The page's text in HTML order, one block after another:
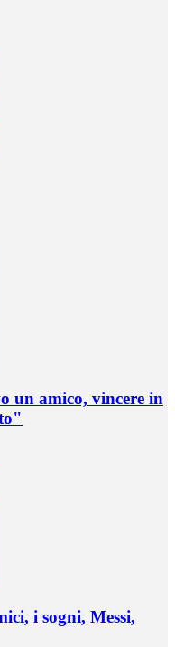
un amico, vincere in
i sogni, Messi,